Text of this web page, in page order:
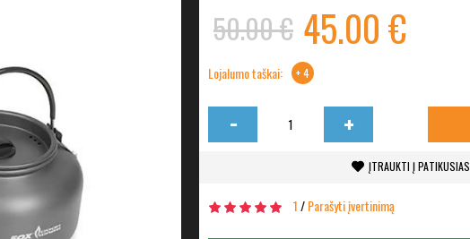
50.00 € 45.00 €
Lojalumo taškai: + 4
- +
ĮTRAUKTI Į PATIKUSIAS
1/Parašyti įvertinimą